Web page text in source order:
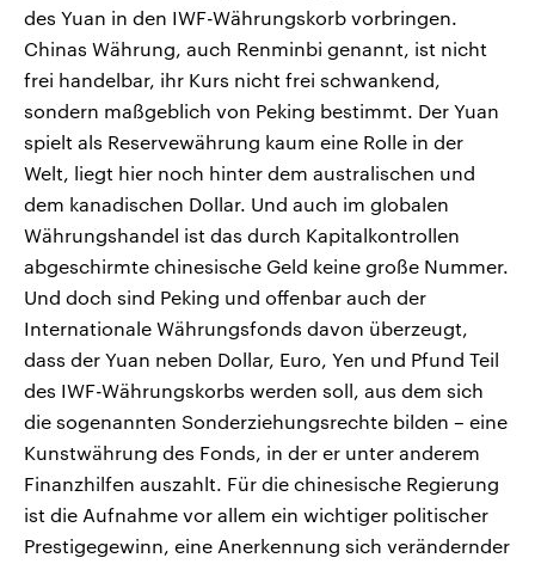
des Yuan in den IWF-Währungskorb vorbringen.
Chinas Währung, auch Renminbi genannt, ist nicht
frei handelbar, ihr Kurs nicht frei schwankend,
sondern maßgeblich von Peking bestimmt. Der Yuan
spielt als Reservewährung kaum eine Rolle in der
Welt, liegt hier noch hinter dem australischen und
dem kanadischen Dollar. Und auch im globalen
Währungshandel ist das durch Kapitalkontrollen
abgeschirmte chinesische Geld keine große Nummer.
Und doch sind Peking und offenbar auch der
Internationale Währungsfonds davon überzeugt,
dass der Yuan neben Dollar, Euro, Yen und Pfund Teil
des IWF-Währungskorbs werden soll, aus dem sich
die sogenannten Sonderziehungsrechte bilden – eine
Kunstwährung des Fonds, in der er unter anderem
Finanzhilfen auszahlt. Für die chinesische Regierung
ist die Aufnahme vor allem ein wichtiger politischer
Prestigegewinn, eine Anerkennung sich verändernder